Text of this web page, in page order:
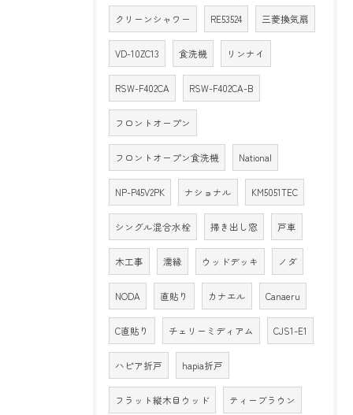
クリーンシャワー RE53524 三菱換気扇
VD-10ZC13 食洗機 リンナイ
RSW-F402CA RSW-F402CA-B
フロントオープン
フロントオープン食洗機 National
NP-P45V2PK ナショナル KM5051TEC
シングル混合水栓 掃き出し窓 戸車
木工事 濡縁 ウッドデッキ ノダ
NODA 直貼り カナエル Canaeru
C直貼り チェリーミディアム CJS1-E1
ハピア折戸 hapia折戸
フラット縦木目ウッド ティーブラウン